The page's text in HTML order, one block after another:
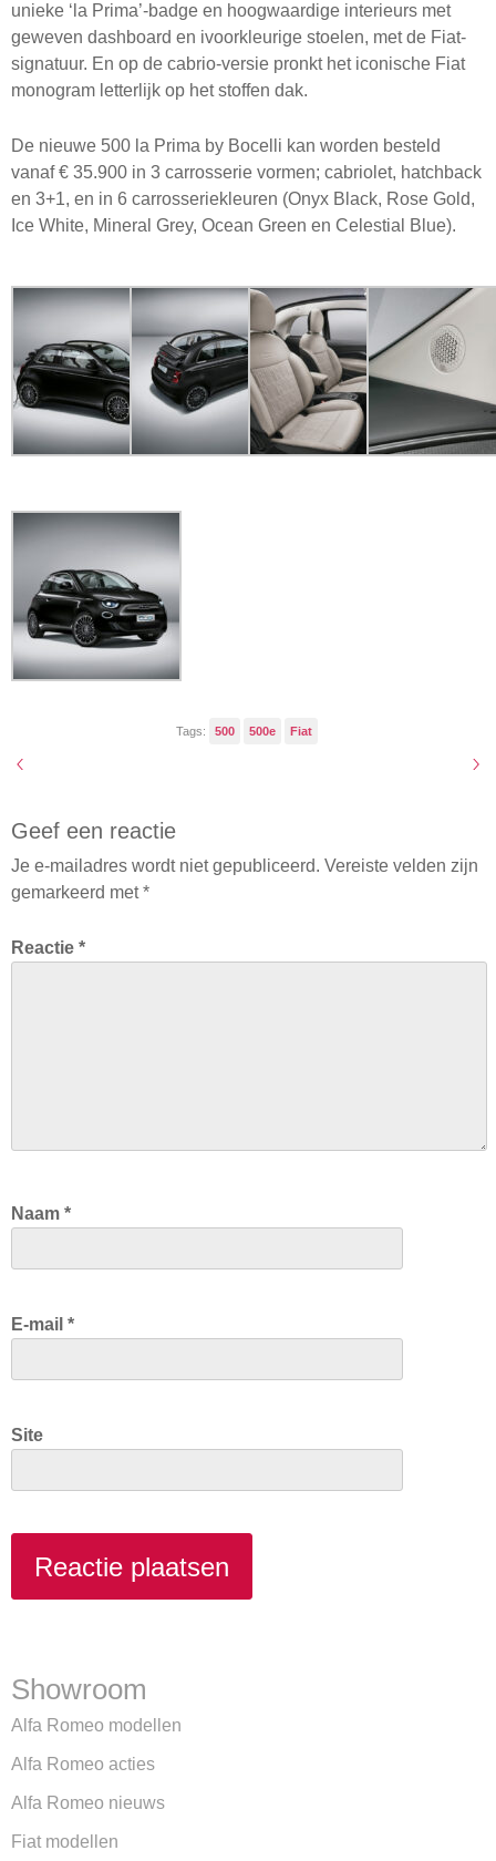
unieke ‘la Prima’-badge en hoogwaardige interieurs met
geweven dashboard en ivoorkleurige stoelen, met de Fiat-
signatuur. En op de cabrio-versie pronkt het iconische Fiat
monogram letterlijk op het stoffen dak.
De nieuwe 500 la Prima by Bocelli kan worden besteld
vanaf € 35.900 in 3 carrosserie vormen; cabriolet, hatchback
en 3+1, en in 6 carrosseriekleuren (Onyx Black, Rose Gold,
Ice White, Mineral Grey, Ocean Green en Celestial Blue).
Tags: 500 500e Fiat
Geef een reactie
Je e-mailadres wordt niet gepubliceerd. Vereiste velden zijn
gemarkeerd met*
Reactie *
Naam *
E-mail *
Site
Showroom
Alfa Romeo modellen
Alfa Romeo acties
Alfa Romeo nieuws
Fiat modellen